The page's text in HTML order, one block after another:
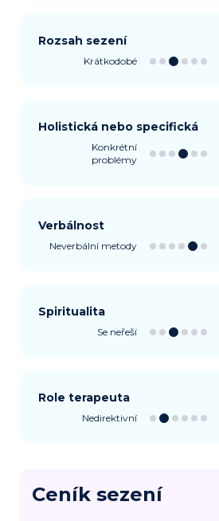
Rozsah sezení
Krátkodobé
Holistická nebo specifická
Konkrétní
problémy
Verbálnost
Neverbální metody
Spiritualita
Se neřeší
Role terapeuta
Nedirektivní
Ceník sezení